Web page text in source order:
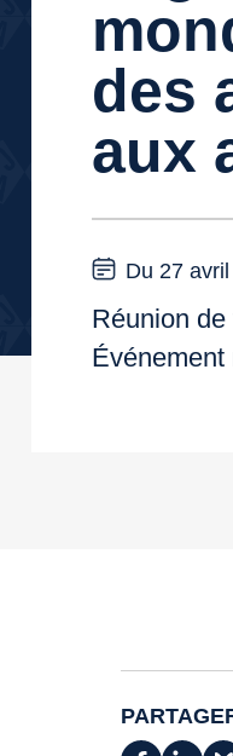
des
aux
Du 27
Réunion